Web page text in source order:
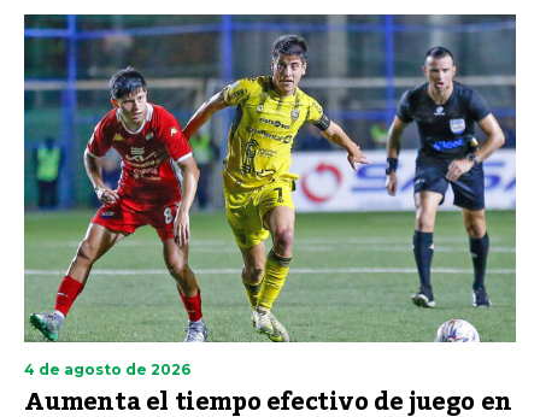
4 de agosto de 2026
Aumenta el tiempo efectivo de juego en